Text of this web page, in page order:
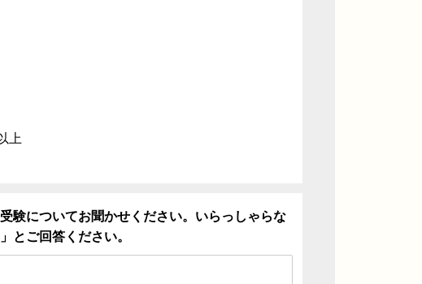
上
験についてお聞かせください。いらっしゃらな
とご回答ください。